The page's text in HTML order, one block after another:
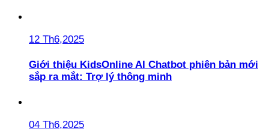
12 Th6,2025
Giới thiệu KidsOnline AI Chatbot phiên bản mới
sắp ra mắt: Trợ lý thông minh
04 Th6,2025